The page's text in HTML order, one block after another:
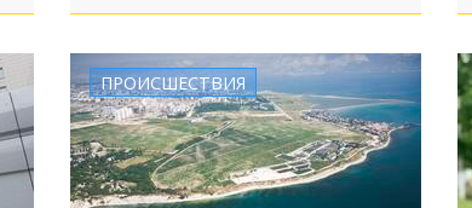
сходил в Россию и вернулся
недолгой
ПРОИСШЕСТВИЯ